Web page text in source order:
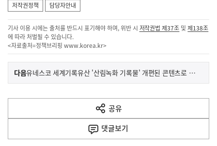
저작권정책
담당자안내
기사 이용 시에는 출처를 반드시 표기해야 하며, 위반 시 저작권법 제37조 및제138조
에 따라 처벌될 수 있습니다.
<자료출처=정책브리핑 www.korea.kr>
이
전
다
음
다음기
유네스코 세계기록유산 '산림녹화 기록물' 개편된 콘텐츠로 새롭게 공개
공유
열
기
댓글보기